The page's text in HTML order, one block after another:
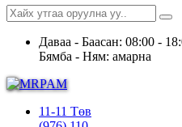
Даваа - Баасан: 08:00 -
Бямба - Ням: амарна
11-11 Төв